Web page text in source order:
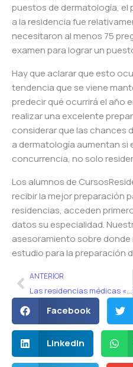
puestos de dermatología, el
a la residencia fue
necesitaron al menos 75
examen para lograr un
Hay que aclarar que esto
tendencia que se viene
predecir qué ocurrirá el año
realizar una excelente
considerar que las chances
a dermatología aumentan si
concurrencia, no solo
Los alumnos de
recibir la mejor preparación
residencias, acceden
datos su especialidad.
asesoramiento sobre
estudio para la preparación
AntANTERIOR
Las residencias médicas «más difíciles»
Facebook
LinkedIn